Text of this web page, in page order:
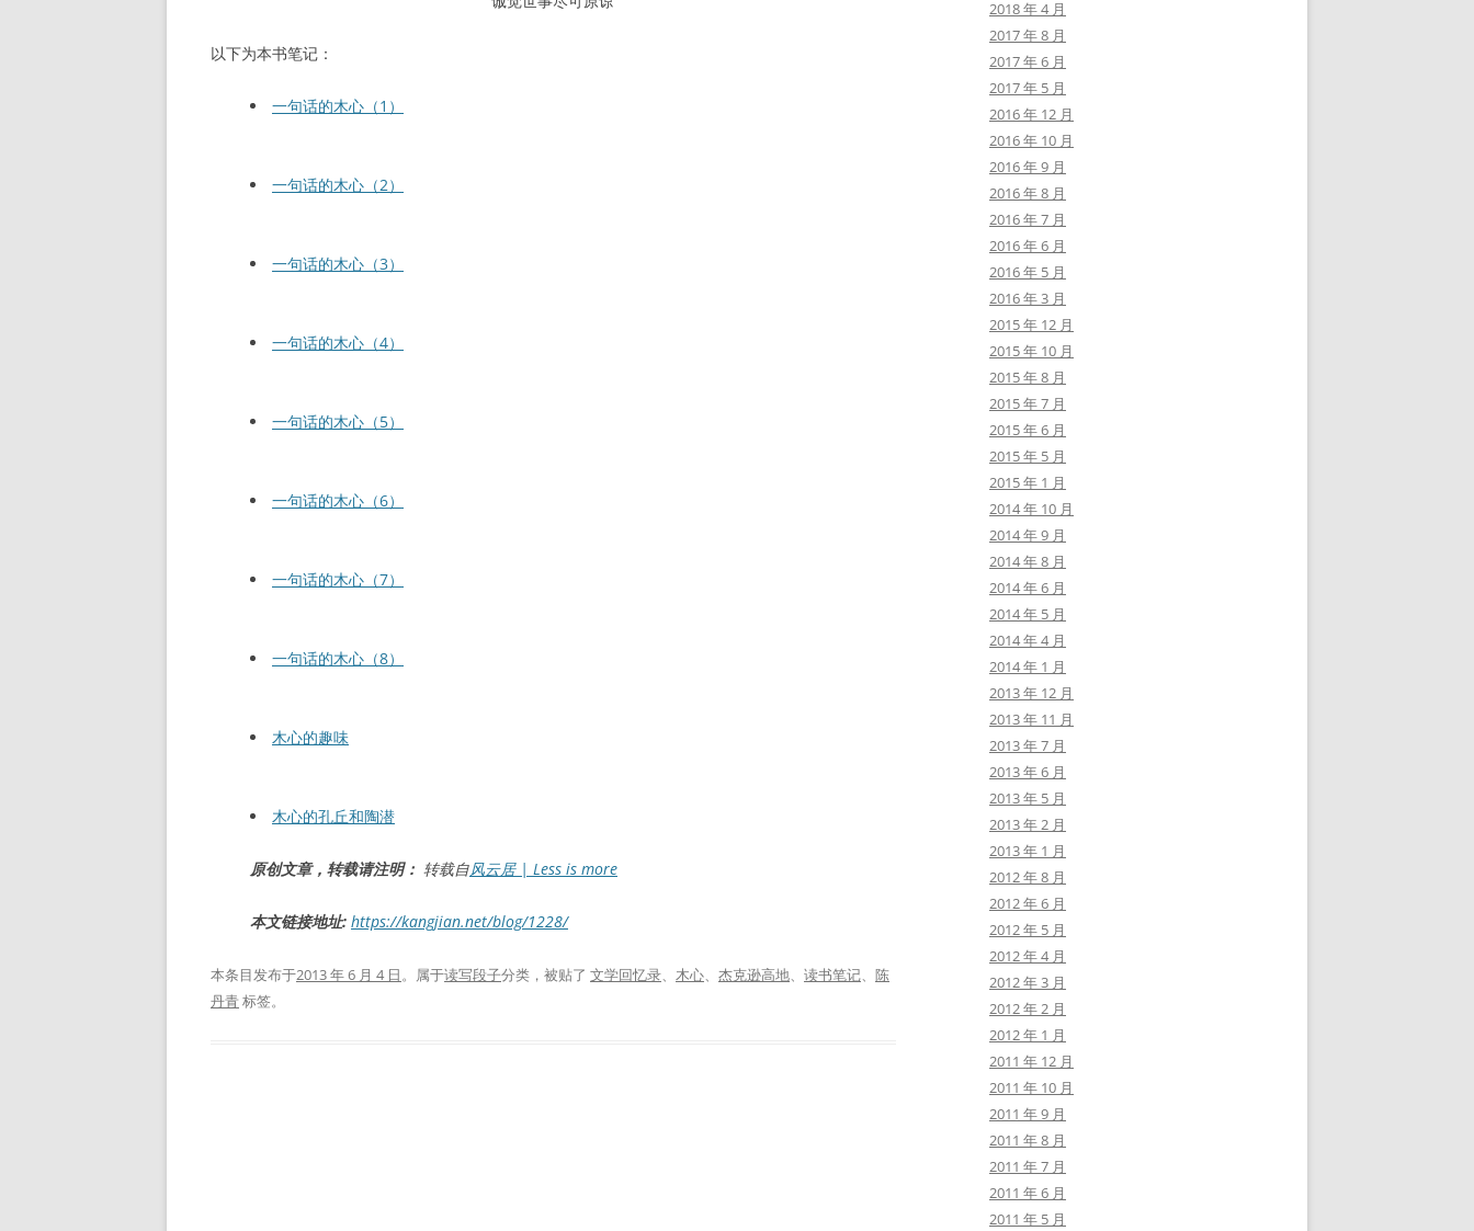
以下为本书笔记：
一句话的木心（1）
一句话的木心（2）
一句话的木心（3）
一句话的木心（4）
一句话的木心（5）
一句话的木心（6）
一句话的木心（7）
一句话的木心（8）
木心的趣味
木心的孔丘和陶潜
原创文章，转载请注明： 转载自风云居 | Less is more
本文链接地址: https://kangjian.net/blog/1228/
本条目发布于2013 年 6 月 4 日。属于读写段子分类，被贴了 文学回忆录、 木心、 杰克逊高地、 读书笔记、 陈
丹青标签。
2018 年 4 月
2017 年 8 月
2017 年 6 月
2017 年 5 月
2016 年 12 月
2016 年 10 月
2016 年 9 月
2016 年 8 月
2016 年 7 月
2016 年 6 月
2016 年 5 月
2016 年 3 月
2015 年 12 月
2015 年 10 月
2015 年 8 月
2015 年 7 月
2015 年 6 月
2015 年 5 月
2015 年 1 月
2014 年 10 月
2014 年 9 月
2014 年 8 月
2014 年 6 月
2014 年 5 月
2014 年 4 月
2014 年 1 月
2013 年 12 月
2013 年 11 月
2013 年 7 月
2013 年 6 月
2013 年 5 月
2013 年 2 月
2013 年 1 月
2012 年 8 月
2012 年 6 月
2012 年 5 月
2012 年 4 月
2012 年 3 月
2012 年 2 月
2012 年 1 月
2011 年 12 月
2011 年 10 月
2011 年 9 月
2011 年 8 月
2011 年 7 月
2011 年 6 月
2011 年 5 月